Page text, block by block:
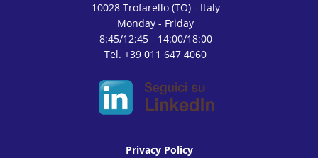
10028 Trofarello (TO) - Italy
Monday - Friday
8:45/12:45 - 14:00/18:00
Tel. +39 011 647 4060
Privacy Policy